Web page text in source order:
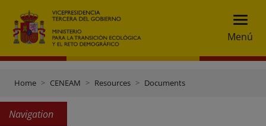
Menú
Home CENEAM Resources Documents
Navigation